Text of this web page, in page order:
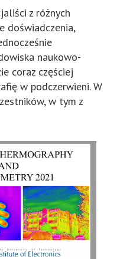
z różnych
doświadczenia,
naukowo-
coraz częściej
w podczerwieni. W
w tym z